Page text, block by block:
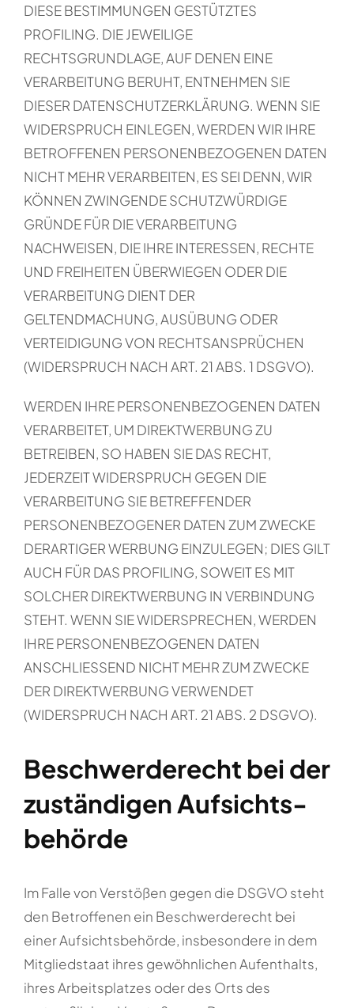
DIESE BESTIMMUNGEN GESTÜTZTES
PROFILING. DIE JEWEILIGE
RECHTSGRUNDLAGE, AUF DENEN EINE
VERARBEITUNG BERUHT, ENTNEHMEN SIE
DIESER DATENSCHUTZERKLÄRUNG. WENN SIE
WIDERSPRUCH EINLEGEN, WERDEN WIR IHRE
BETROFFENEN PERSONENBEZOGENEN DATEN
NICHT MEHR VERARBEITEN, ES SEI DENN, WIR
KÖNNEN ZWINGENDE SCHUTZWÜRDIGE
GRÜNDE FÜR DIE VERARBEITUNG
NACHWEISEN, DIE IHRE INTERESSEN, RECHTE
UND FREIHEITEN ÜBERWIEGEN ODER DIE
VERARBEITUNG DIENT DER
GELTENDMACHUNG, AUSÜBUNG ODER
VERTEIDIGUNG VON RECHTSANSPRÜCHEN
(WIDERSPRUCH NACH ART. 21 ABS. 1 DSGVO).
WERDEN IHRE PERSONENBEZOGENEN DATEN
VERARBEITET, UM DIREKTWERBUNG ZU
BETREIBEN, SO HABEN SIE DAS RECHT,
JEDERZEIT WIDERSPRUCH GEGEN DIE
VERARBEITUNG SIE BETREFFENDER
PERSONENBEZOGENER DATEN ZUM ZWECKE
DERARTIGER WERBUNG EINZULEGEN; DIES GILT
AUCH FÜR DAS PROFILING, SOWEIT ES MIT
SOLCHER DIREKTWERBUNG IN VERBINDUNG
STEHT. WENN SIE WIDERSPRECHEN, WERDEN
IHRE PERSONENBEZOGENEN DATEN
ANSCHLIESSEND NICHT MEHR ZUM ZWECKE
DER DIREKTWERBUNG VERWENDET
(WIDERSPRUCH NACH ART. 21 ABS. 2 DSGVO).
Beschwerde­recht bei der
zuständigen Aufsichts­
behörde
Im Falle von Verstößen gegen die DSGVO steht
den Betroffenen ein Beschwerderecht bei
einer Aufsichtsbehörde, insbesondere in dem
Mitgliedstaat ihres gewöhnlichen Aufenthalts,
ihres Arbeitsplatzes oder des Orts des